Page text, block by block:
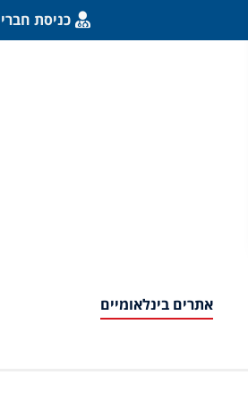
כניסת
אתרים בינלאומיים